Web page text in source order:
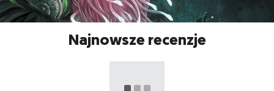
Najnowsze recenzje